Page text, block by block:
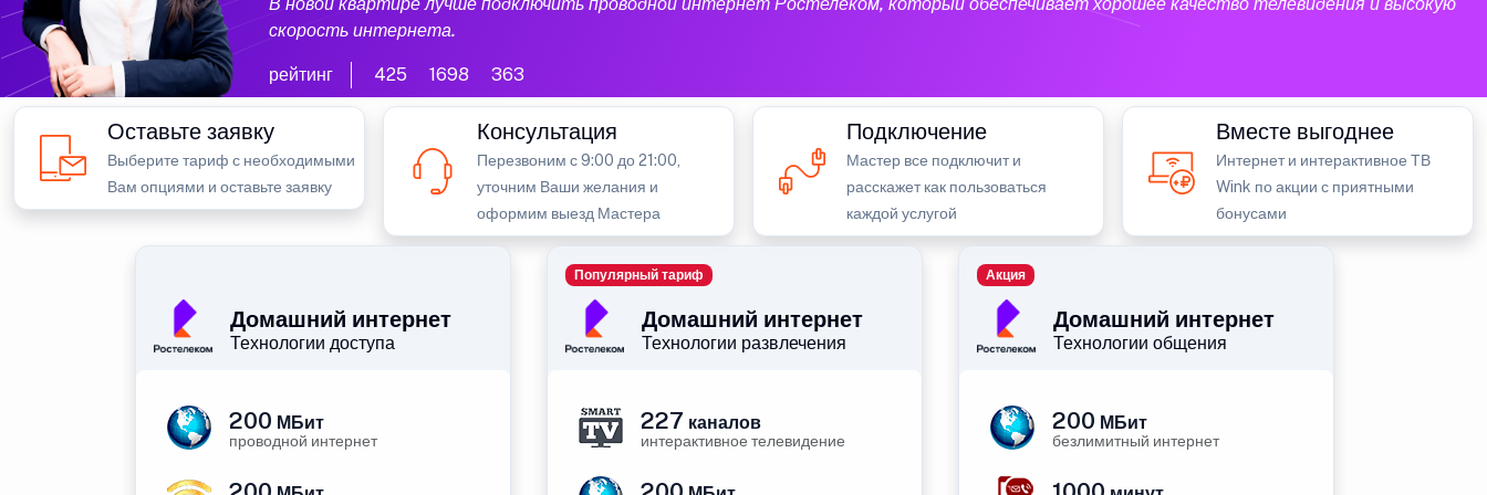
скорость интернета.
рейтинг 425 1698 363
Оставьте заявку
Выберите тариф с необходимыми
Вам опциями и оставьте заявку
Консультация
Перезвоним с 9:00 до 21:00,
уточним Ваши желания и
оформим выезд Мастера
Подключение
Мастер все подключит и
расскажет как пользоваться
каждой услугой
Вместе выгоднее
Интернет и интерактивное ТВ
Wink по акции с приятными
бонусами
Домашний интернет
Технологии доступа
200 МБит
проводной интернет
Домашний интернет
Технологии развлечения
Популярный тариф
227 каналов
интерактивное телевидение
Домашний интернет
Технологии общения
Акция
200 МБит
безлимитный интернет